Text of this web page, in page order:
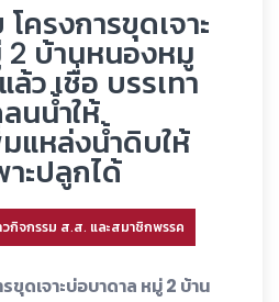
ครงการขุดเจาะ
บ้านหนองหมู
ว เชื่อ บรรเทา
นน้ำให้
แหล่งน้ำดิบให้
าะปลูกได้
วกิจกรรม ส.ส. และสมาชิกพรรค
ขุดเจาะบ่อบาดาล หมู่ 2 บ้าน